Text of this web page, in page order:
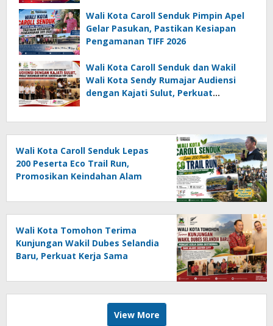
Wali Kota Caroll Senduk Pimpin Apel
Gelar Pasukan, Pastikan Kesiapan
Pengamanan TIFF 2026
Wali Kota Caroll Senduk dan Wakil
Wali Kota Sendy Rumajar Audiensi
dengan Kajati Sulut, Perkuat
Wali Kota Caroll Senduk Lepas
200 Peserta Eco Trail Run,
Promosikan Keindahan Alam
Wali Kota Tomohon Terima
Kunjungan Wakil Dubes Selandia
Baru, Perkuat Kerja Sama
View More